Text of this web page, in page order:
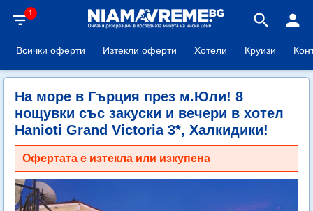
filter_list1 search person
Всички оферти Изтекли оферти Хотели Круизи
На море в Гърция през м.Юли! 8
нощувки със закуски и вечери в хотел
Hanioti Grand Victoria 3*, Халкидики!
Офертата е изтекла или изкупена